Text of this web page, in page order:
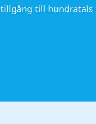
tillgång till